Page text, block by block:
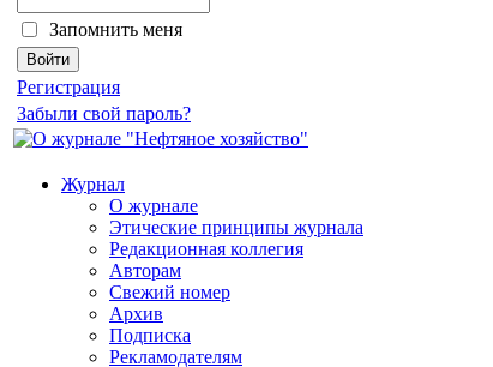
Запомнить меня
Регистрация
Забыли свой пароль?
Журнал
О журнале
Этические принципы журнала
Редакционная коллегия
Авторам
Свежий номер
Архив
Подписка
Рекламодателям